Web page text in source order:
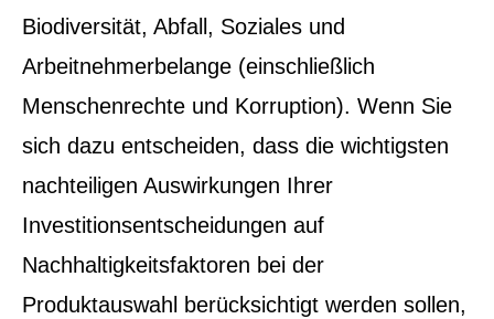
Biodiversität, Abfall, Soziales und
Arbeitnehmerbelange (einschließlich
Menschenrechte und Korruption). Wenn Sie
sich dazu entscheiden, dass die wichtigsten
nachteiligen Auswirkungen Ihrer
Investitionsentscheidungen auf
Nachhaltigkeitsfaktoren bei der
Produktauswahl berücksichtigt werden sollen,